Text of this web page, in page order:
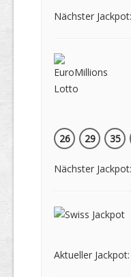
Nächster
26
29 35
Nächster
Aktueller